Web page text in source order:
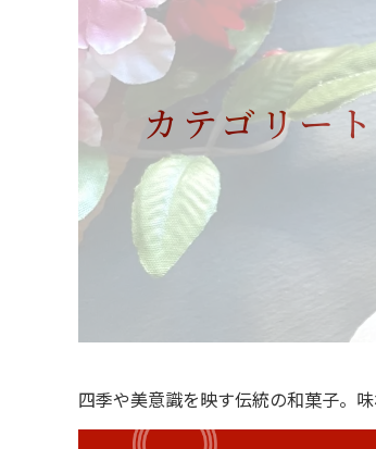
カテゴリー
四季や美意識を映す伝統の和菓子。